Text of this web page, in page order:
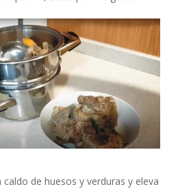
de huesos y verduras y eleva